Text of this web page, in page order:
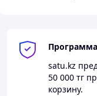
satu.kz
50 000 тг
корзину.